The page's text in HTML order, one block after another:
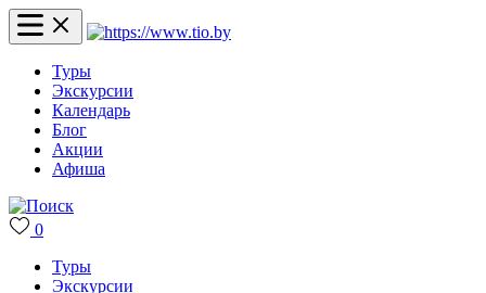
Туры
Экскурсии
Календарь
Блог
Акции
Афиша
0
Туры
Экскурсии